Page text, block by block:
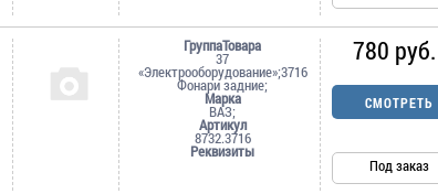
ГруппаТовара
37
«Электрооборудование»;3716
Фонари задние;
Марка
ВАЗ;
Артикул
8732.3716
Реквизиты
780 руб.
СМОТРЕТЬ
Под заказ